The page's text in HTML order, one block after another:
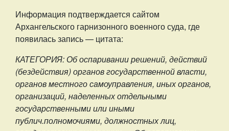
Информация подтверждается сайтом
Архангельского гарнизонного военного суда, где
появилась запись — цитата:
КАТЕГОРИЯ: Об оспаривании решений, действий
(бездействия) органов государственной власти,
органов местного самоуправления, иных органов,
организаций, наделенных отдельными
государственными или иными
публич.полномочиями, должностных лиц,